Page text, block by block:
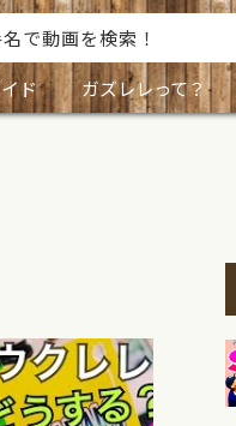
ド ガズレレって？